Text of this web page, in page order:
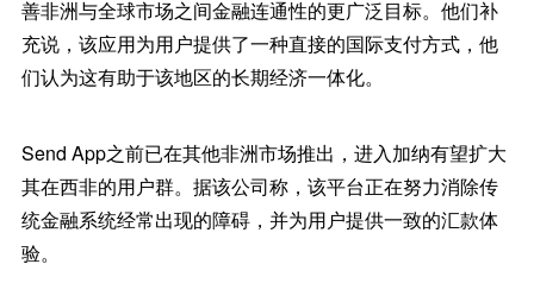
善非洲与全球市场之间金融连通性的更广泛目标。他们补
充说，该应用为用户提供了一种直接的国际支付方式，他
们认为这有助于该地区的长期经济一体化。
Send App之前已在其他非洲市场推出，进入加纳有望扩大
其在西非的用户群。据该公司称，该平台正在努力消除传
统金融系统经常出现的障碍，并为用户提供一致的汇款体
验。